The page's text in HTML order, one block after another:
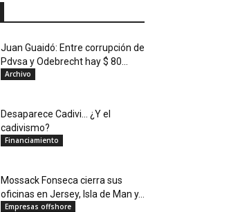
Juan Guaidó: Entre corrupción de
Pdvsa y Odebrecht hay $ 80...
Archivo
Desaparece Cadivi… ¿Y el
cadivismo?
Financiamiento
Mossack Fonseca cierra sus
oficinas en Jersey, Isla de Man y...
Empresas offshore